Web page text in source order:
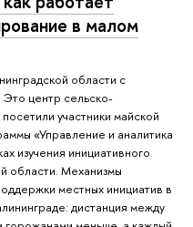
в малом
области с
центр сельско-
участники майской
«Управление и аналитика
изучения инициативного
области. Механизмы
местных инициатив в
дистанция между